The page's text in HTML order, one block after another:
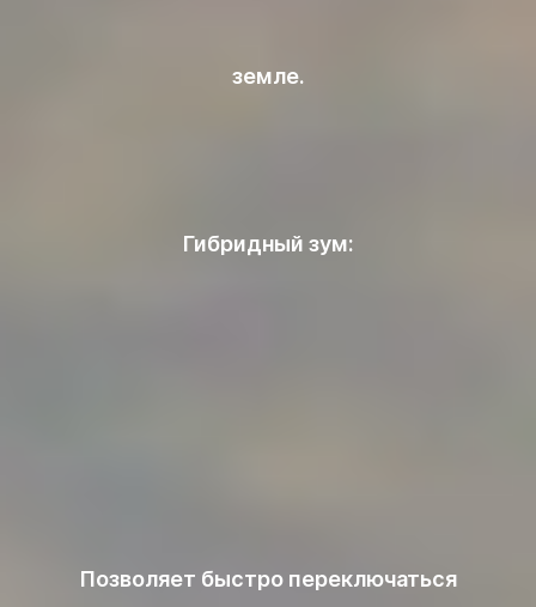
земле.
Гибридный зум:
Позволяет быстро переключаться